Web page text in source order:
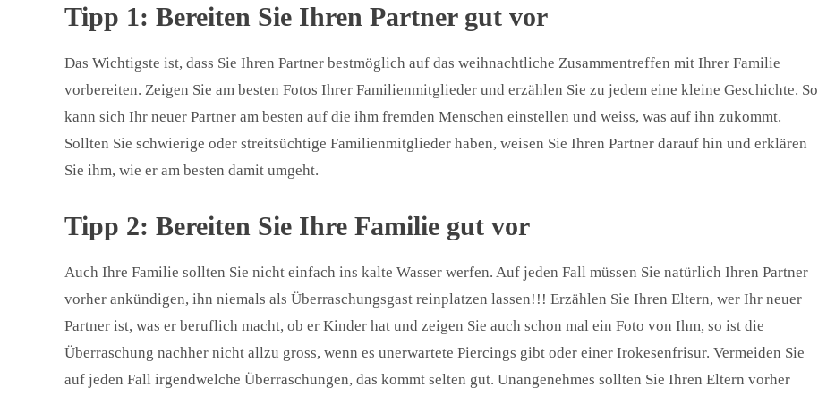
Tipp 1: Bereiten Sie Ihren Partner gut vor
Das Wichtigste ist, dass Sie Ihren Partner bestmöglich auf das weihnachtliche Zusammentreffen mit Ihrer Familie
vorbereiten. Zeigen Sie am besten Fotos Ihrer Familienmitglieder und erzählen Sie zu jedem eine kleine Geschichte. So
kann sich Ihr neuer Partner am besten auf die ihm fremden Menschen einstellen und weiss, was auf ihn zukommt.
Sollten Sie schwierige oder streitsüchtige Familienmitglieder haben, weisen Sie Ihren Partner darauf hin und erklären
Sie ihm, wie er am besten damit umgeht.
Tipp 2: Bereiten Sie Ihre Familie gut vor
Auch Ihre Familie sollten Sie nicht einfach ins kalte Wasser werfen. Auf jeden Fall müssen Sie natürlich Ihren Partner
vorher ankündigen, ihn niemals als Überraschungsgast reinplatzen lassen!!! Erzählen Sie Ihren Eltern, wer Ihr neuer
Partner ist, was er beruflich macht, ob er Kinder hat und zeigen Sie auch schon mal ein Foto von Ihm, so ist die
Überraschung nachher nicht allzu gross, wenn es unerwartete Piercings gibt oder einer Irokesenfrisur. Vermeiden Sie
auf jeden Fall irgendwelche Überraschungen, das kommt selten gut. Unangenehmes sollten Sie Ihren Eltern vorher